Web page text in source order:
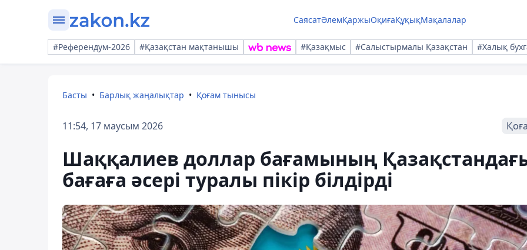
СаясатӘлемҚаржыОқиғаҚұқықМақалалар
#Референдум-2026 #Қазақстан мақтанышы #Қазақмыс #Салыстырмалы Қазақстан #Халық
Басты Барлық жаңалықтар Қоғам тынысы
11:54, 17 маусым 2026
Шаққалиев доллар бағамының
бағаға әсері туралы пікір білдірді